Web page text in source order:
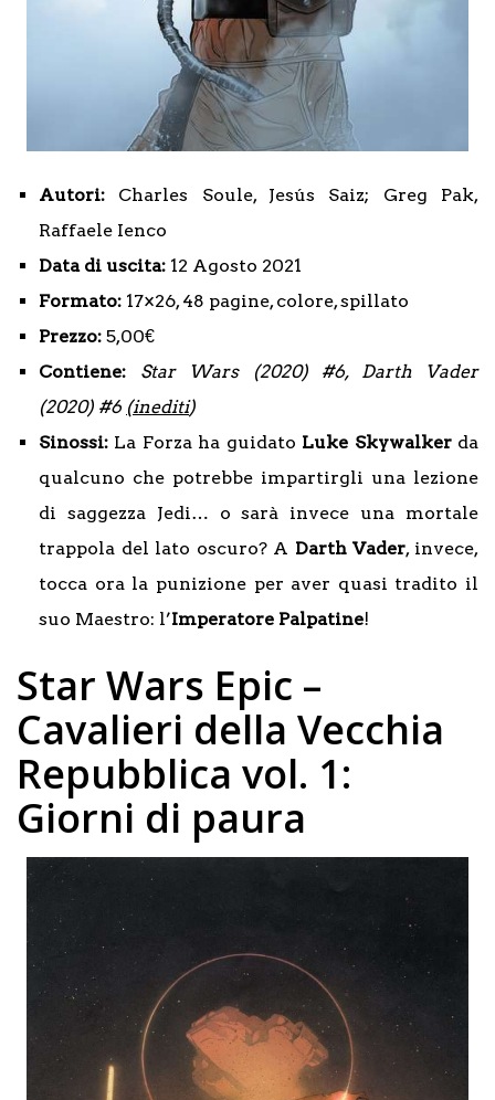
Autori: Charles Soule, Jesús Saiz; Greg Pak,
Raffaele Ienco
Data di uscita: 12 Agosto 2021
Formato: 17×26, 48 pagine, colore, spillato
Prezzo: 5,00€
Contiene:
Star Wars (2020) #6, Darth Vader
(2020) #6 (inediti)
Sinossi: La Forza ha guidato Luke Skywalkerda
qualcuno che potrebbe impartirgli una lezione
di saggezza Jedi… o sarà invece una mortale
trappola del lato oscuro? A Darth Vader, invece,
tocca ora la punizione per aver quasi tradito il
suo Maestro: l’Imperatore Palpatine!
Star Wars Epic –
Cavalieri della Vecchia
Repubblica vol. 1:
Giorni di paura